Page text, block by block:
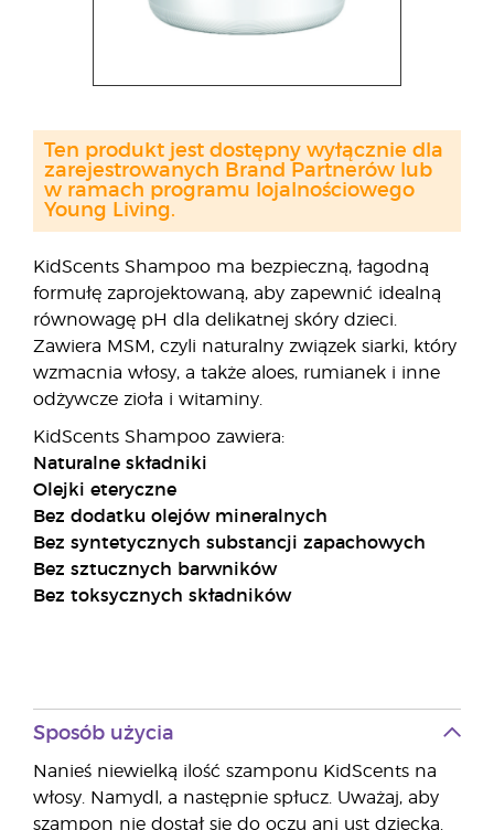
KidScents Shampoo ma bezpieczną, łagodną
formułę zaprojektowaną, aby zapewnić idealną
równowagę pH dla delikatnej skóry dzieci.
Zawiera MSM, czyli naturalny związek siarki, który
wzmacnia włosy, a także aloes, rumianek i inne
odżywcze zioła i witaminy.
KidScents Shampoo zawiera:
Naturalne składniki
Olejki eteryczne
Bez dodatku olejów mineralnych
Bez syntetycznych substancji zapachowych
Bez sztucznych barwników
Bez toksycznych składników
Ten produkt jest dostępny wyłącznie dla
zarejestrowanych Brand Partnerów lub
w ramach programu lojalnościowego
Young Living.
Sposób użycia
Nanieś niewielką ilość szamponu KidScents na
włosy. Namydl, a następnie spłucz. Uważaj, aby
szampon nie dostał się do oczu ani ust dziecka.